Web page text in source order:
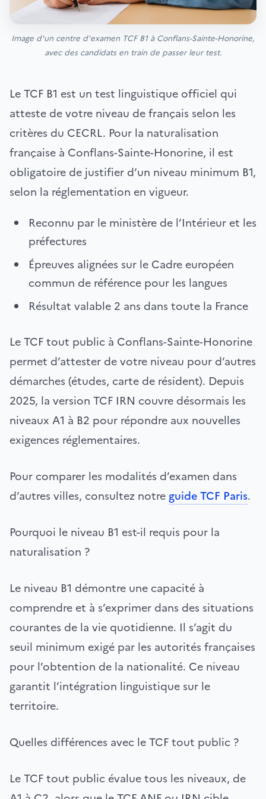
Image d'un centre d'examen TCF B1 à Conflans-Sainte-Honorine,
avec des candidats en train de passer leur test.
Le TCF B1 est un test linguistique officiel qui
atteste de votre niveau de français selon les
critères du CECRL. Pour la naturalisation
française à Conflans-Sainte-Honorine, il est
obligatoire de justifier d’un niveau minimum B1,
selon la réglementation en vigueur.
Reconnu par le ministère de l’Intérieur et les
préfectures
Épreuves alignées sur le Cadre européen
commun de référence pour les langues
Résultat valable 2 ans dans toute la France
Le TCF tout public à Conflans-Sainte-Honorine
permet d’attester de votre niveau pour d’autres
démarches (études, carte de résident). Depuis
2025, la version TCF IRN couvre désormais les
niveaux A1 à B2 pour répondre aux nouvelles
exigences réglementaires.
Pour comparer les modalités d’examen dans
d’autres villes, consultez notre guide TCF Paris.
Pourquoi le niveau B1 est-il requis pour la
naturalisation ?
Le niveau B1 démontre une capacité à
comprendre et à s’exprimer dans des situations
courantes de la vie quotidienne. Il s’agit du
seuil minimum exigé par les autorités françaises
pour l’obtention de la nationalité. Ce niveau
garantit l’intégration linguistique sur le
territoire.
Quelles différences avec le TCF tout public ?
Le TCF tout public évalue tous les niveaux, de